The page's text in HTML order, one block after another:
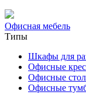
Офисная мебель
Типы
Шкафы для
Офисные
Офисные
Офисные